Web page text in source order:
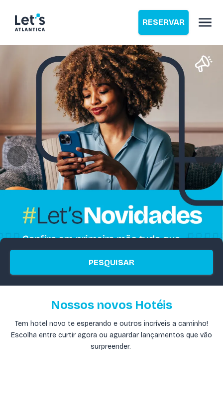
RESERVAR
PESQUISAR
Nossos novos Hotéis
Tem hotel novo te esperando e outros incríveis a caminho!
Escolha entre curtir agora ou aguardar lançamentos que vão
surpreender.